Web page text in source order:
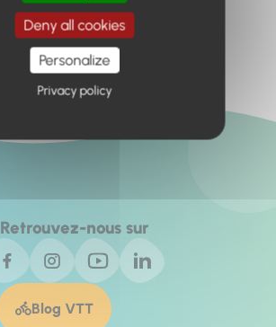
Retour à l'accueil
Retrouvez-nous sur
Blog VTT
Deny all cookies
Personalize
Privacy policy